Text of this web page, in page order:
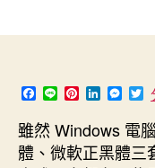
F
a
c
e
b
L
n
e
P
t
e
L
k
e
M
e
s
s
e
T
w
i
t
t
雖然 Windows 電
體、微軟正黑體三